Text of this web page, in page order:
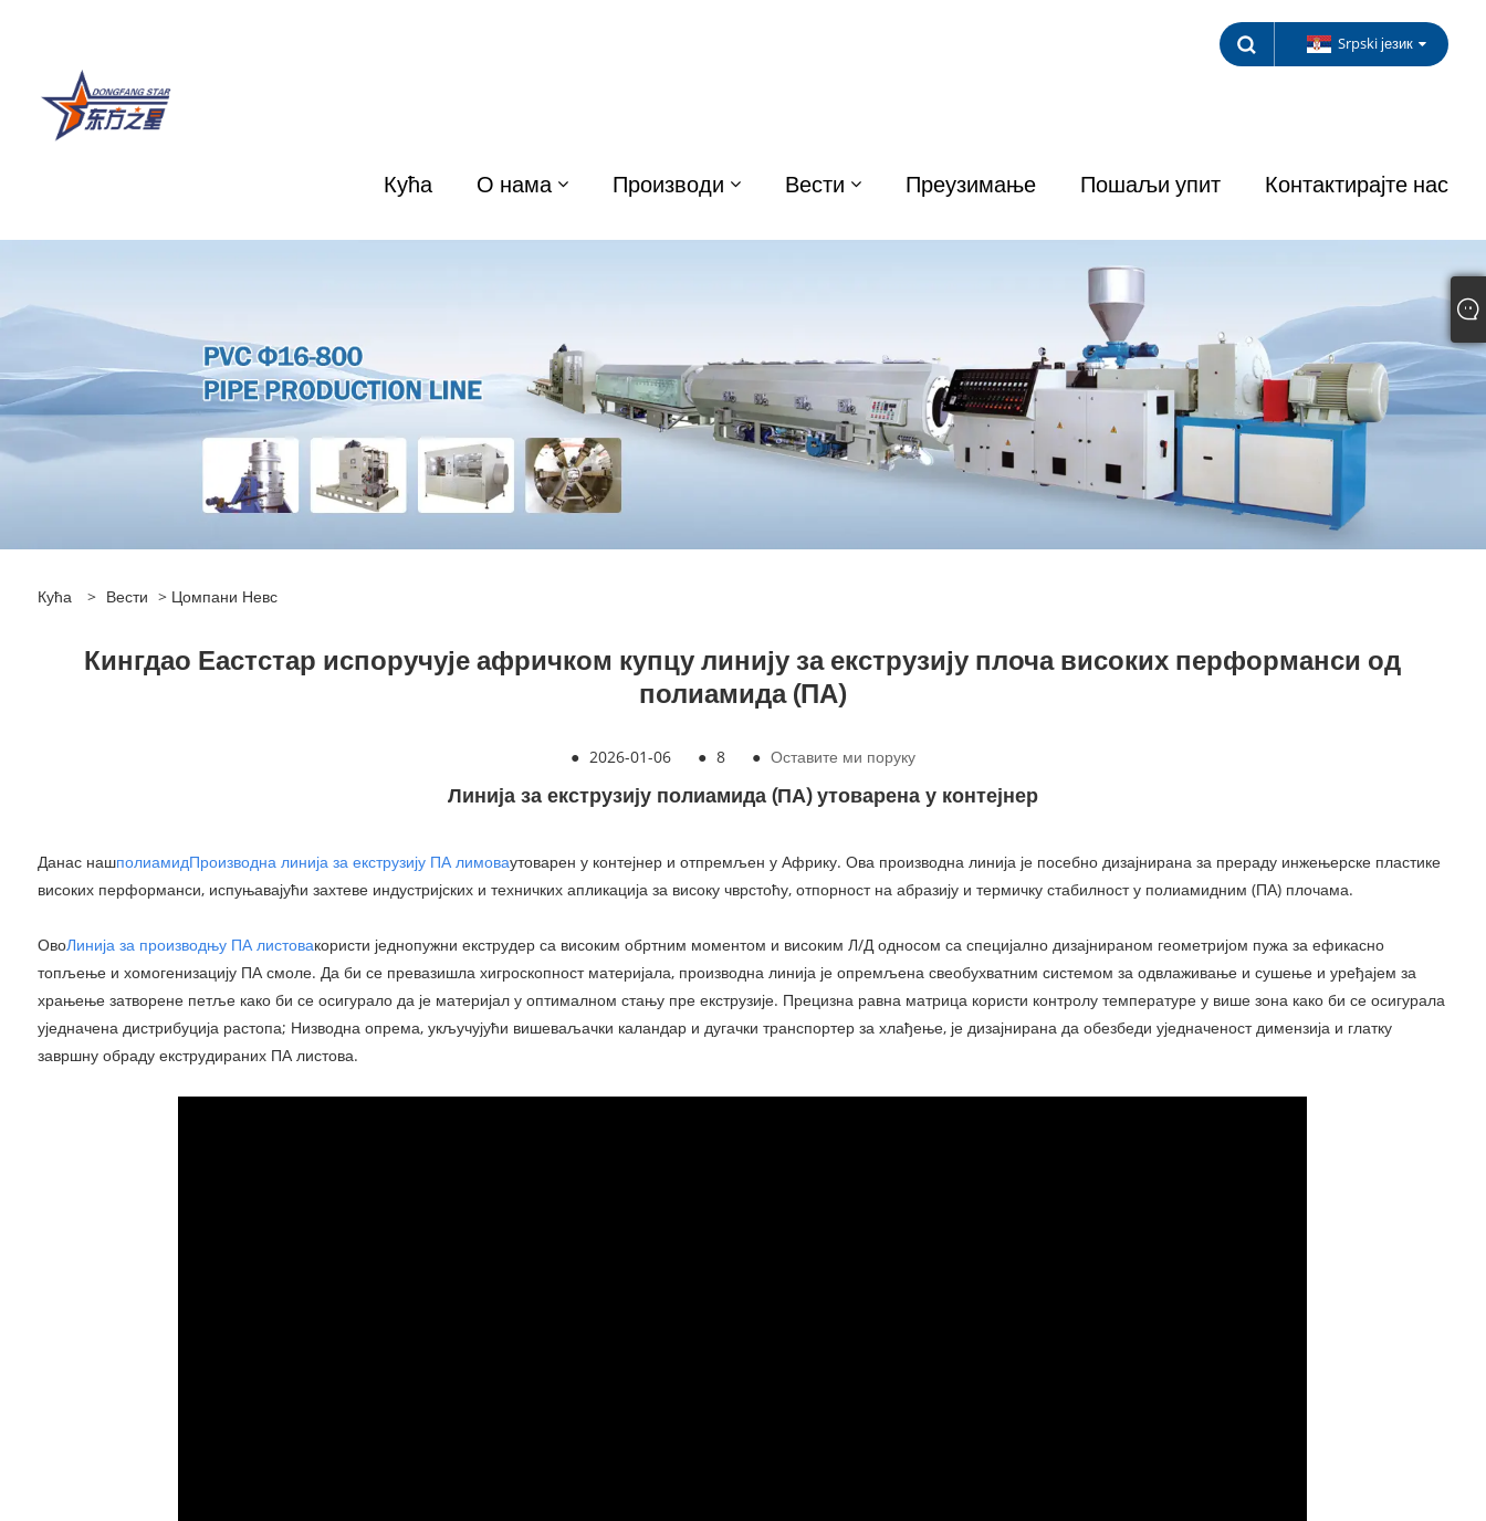
Srpski језик
Кућа О нама Производи Вести Преузимање Пошаљи упит Контактирајте нас
Кућа > Вести > Цомпани Невс
Кингдао Еастстар испоручује афричком купцу линију за екструзију плоча високих перформанси од
полиамида (ПА)
● 2026-01-06 ● 8 ● Оставите ми поруку
Линија за екструзију полиамида (ПА) утоварена у контејнер
Данас нашполиамидПроизводна линија за екструзију ПА лимоваутоварен у контејнер и отпремљен у Африку. Ова производна линија је посебно дизајнирана за прераду инжењерске пластике
високих перформанси, испуњавајући захтеве индустријских и техничких апликација за високу чврстоћу, отпорност на абразију и термичку стабилност у полиамидним (ПА) плочама.
ОвоЛинија за производњу ПА листовакористи једнопужни екструдер са високим обртним моментом и високим Л/Д односом са специјално дизајнираном геометријом пужа за ефикасно
топљење и хомогенизацију ПА смоле. Да би се превазишла хигроскопност материјала, производна линија је опремљена свеобухватним системом за одвлаживање и сушење и уређајем за
храњење затворене петље како би се осигурало да је материјал у оптималном стању пре екструзије. Прецизна равна матрица користи контролу температуре у више зона како би се осигурала
уједначена дистрибуција растопа; Низводна опрема, укључујући вишеваљачки каландар и дугачки транспортер за хлађење, је дизајнирана да обезбеди уједначеност димензија и глатку
завршну обраду екструдираних ПА листова.